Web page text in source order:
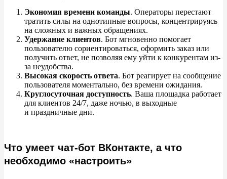
Экономия времени команды. Операторы перестают
тратить силы на однотипные вопросы, концентрируясь
на сложных и важных обращениях.
Удержание клиентов. Бот мгновенно помогает
пользователю сориентироваться, оформить заказ или
получить ответ, не позволяя ему уйти к конкурентам из-
за неудобства.
Высокая скорость ответа. Бот реагирует на сообщение
пользователя моментально, без времени ожидания.
Круглосуточная доступность. Ваша площадка работает
для клиентов 24/7, даже ночью, в выходные
и праздничные дни.
Что умеет чат-бот ВКонтакте, а что
необходимо «настроить»